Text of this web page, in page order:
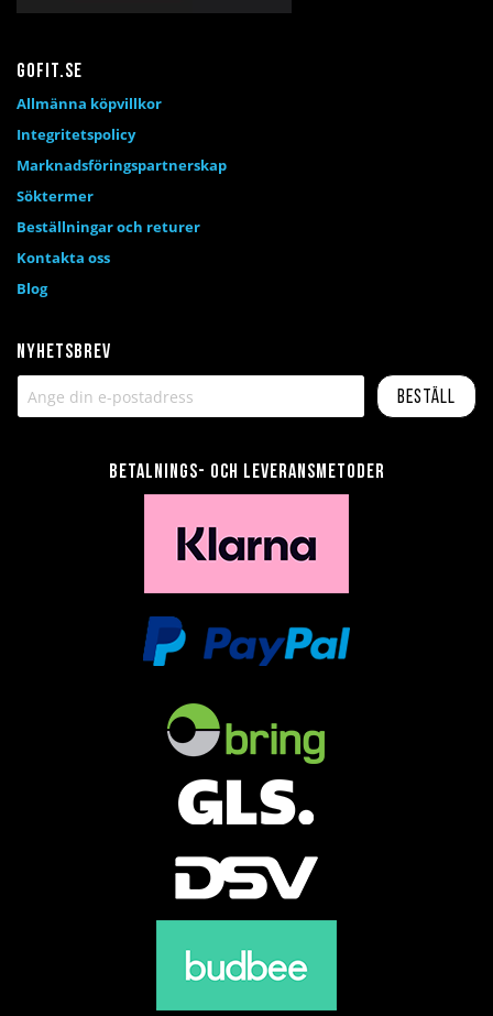
Nyhetsbrev
Beställ
Betalnings- och leveransmetoder
Gofit.se
Allmänna köpvillkor
Integritetspolicy
Marknadsföringspartnerskap
Söktermer
Beställningar och returer
Kontakta oss
Blog